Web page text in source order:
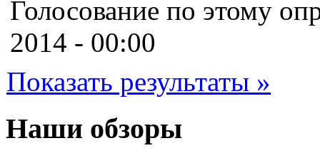
Cooler master(2)
Cube
Cyborg(8)
Datex(1)
(4)
Голосование по этому
2014 - 00:00
Показать результаты »
Наши обзоры